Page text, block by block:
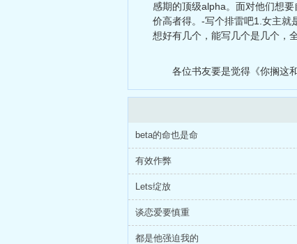
感期的顶级alpha。面对他们想
价高者得。-写个排雷吧1.女主就
想好有几个，能写几个是几个，
各位书友要是觉得《你搁这
beta的命也是命
有效作弊
Lets绽放
谈恋爱要慎重
都是他强迫我的